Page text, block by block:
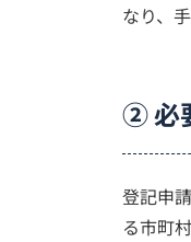
なり、
② 必
登記申
る市町